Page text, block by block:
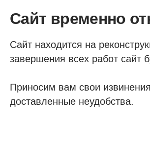
Сайт временно
Сайт находится на
завершения всех работ сайт
Приносим вам свои
доставленные неудобства.